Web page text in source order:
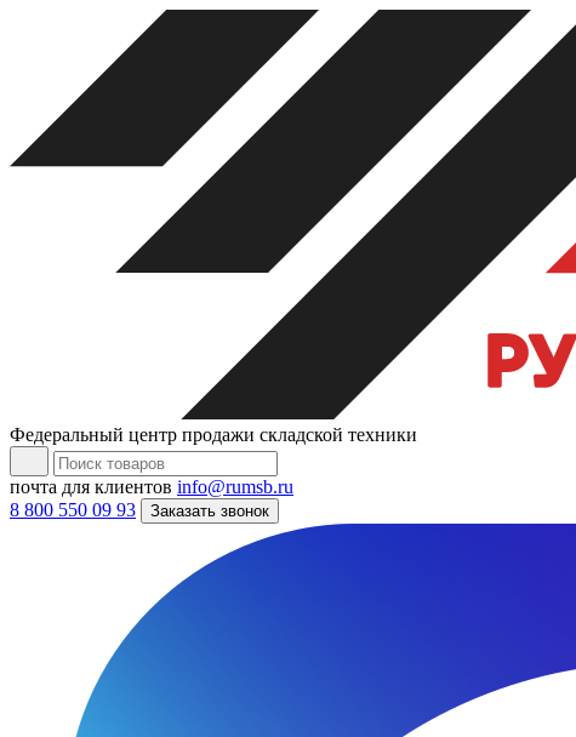
Федеральный центр продажи складской техники
почта для клиентов info@rumsb.ru
8 800 550 09 93
Заказать звонок